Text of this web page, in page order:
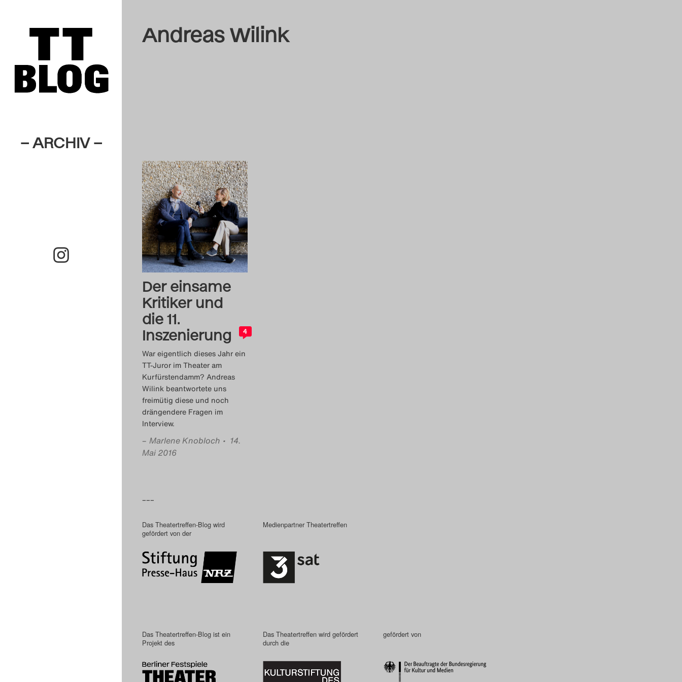
– ARCHIV –
Andreas Wilink
Der einsame
Kritiker und
die 11.
Inszenierung
4
War eigentlich dieses Jahr ein
TT-Juror im Theater am
Kurfürstendamm? Andreas
Wilink beantwortete uns
freimütig diese und noch
drängendere Fragen im
Interview.
– Marlene Knobloch • 14.
Mai 2016
–––
Das Theatertreffen-Blog wird
gefördert von der
Medienpartner Theatertreffen
Das Theatertreffen-Blog ist ein
Projekt des
Das Theatertreffen wird gefördert
durch die
gefördert von